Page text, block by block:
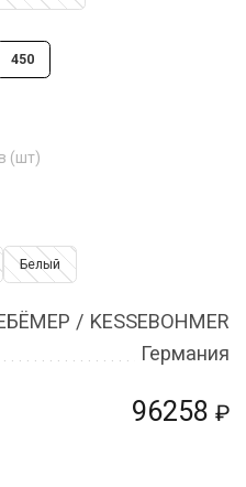
96258 ₽
450
(шт)
Белый
/ KESSEBOHMER
Германия